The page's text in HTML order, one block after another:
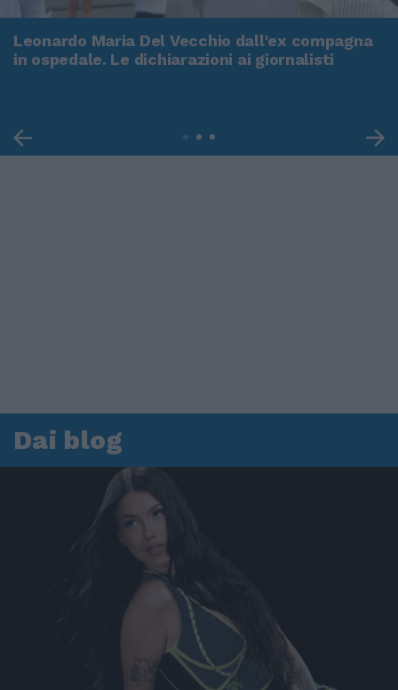
Leonardo Maria Del Vecchio dall'ex compagna
in ospedale. Le dichiarazioni ai giornalisti
Dai blog